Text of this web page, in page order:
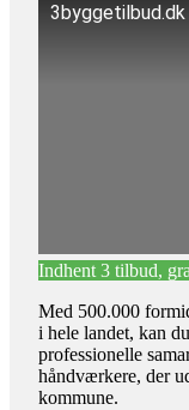
Indhent 3 tilbud,
Med 500.000
i hele landet, kan
professionelle
håndværkere, der
kommune.